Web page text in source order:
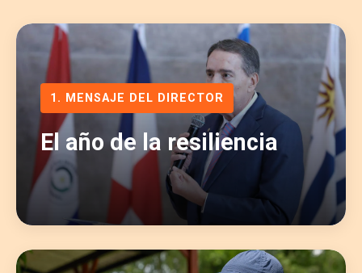
1. MENSAJE DEL DIRECTOR
El año de la resiliencia